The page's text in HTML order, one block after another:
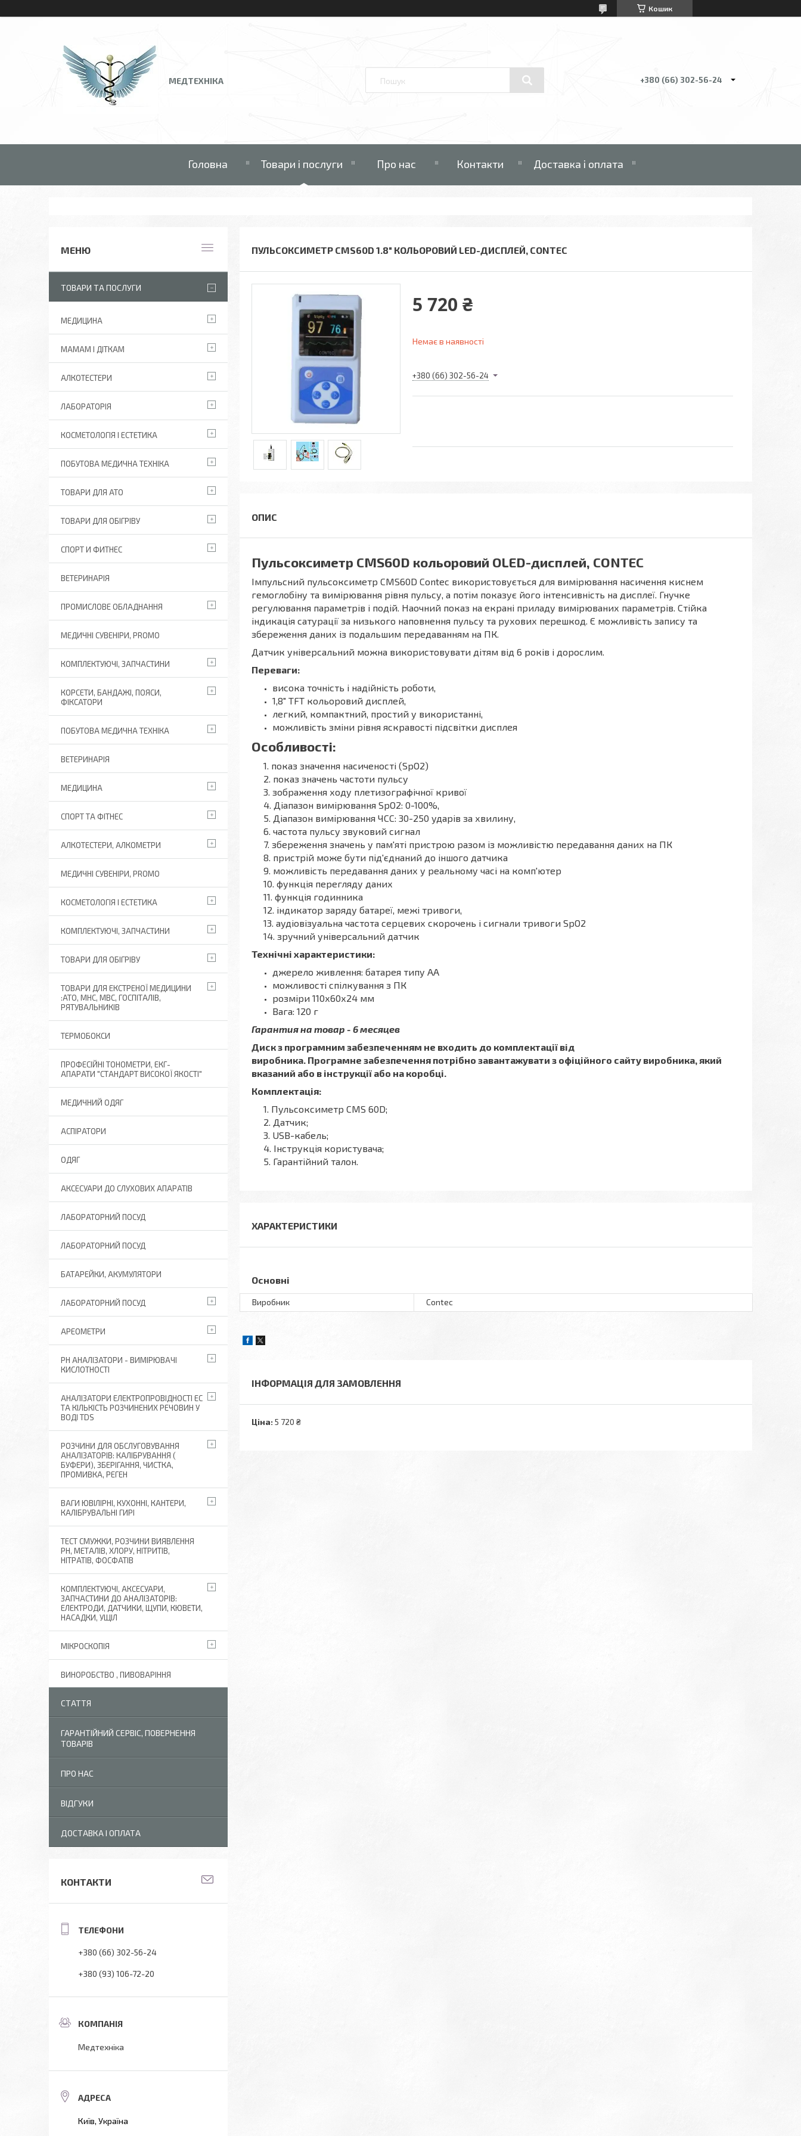
Кошик
МЕДТЕХНІКА +380 (66) 302-56-24
Головна Товари і послуги Про нас Контакти Доставка і оплата
ПУЛЬСОКСИМЕТР CMS60D 1.8" КОЛЬОРОВИЙ LED-ДИСПЛЕЙ, CONTEC
5 720 ₴
Немає в наявності
+380 (66) 302-56-24
Пульсоксиметр CMS60D кольоровий OLED-дисплей, CONTEC
Імпульсний пульсоксиметр CMS60D Contec використовується для вимірювання насичення киснем
гемоглобіну та вимірювання рівня пульсу, а потім показує його інтенсивність на дисплеї. Гнучке
регулювання параметрів і подій. Наочний показ на екрані приладу вимірюваних параметрів. Стійка
індикація сатурації за низького наповнення пульсу та рухових перешкод. Є можливість запису та
збереження даних із подальшим передаванням на ПК.
Датчик універсальний можна використовувати дітям від 6 років і дорослим.
Переваги:
висока точність і надійність роботи,
1,8" TFT кольоровий дисплей,
легкий, компактний, простий у використанні,
можливість зміни рівня яскравості підсвітки дисплея
Особливості:
показ значення насиченості (SpO2)
показ значень частоти пульсу
зображення ходу плетизографічної кривої
Діапазон вимірювання SpO2: 0-100%,
Діапазон вимірювання ЧСС: 30-250 ударів за хвилину,
частота пульсу звуковий сигнал
збереження значень у пам'яті пристрою разом із можливістю передавання даних на ПК
пристрій може бути під'єднаний до іншого датчика
можливість передавання даних у реальному часі на комп'ютер
функція перегляду даних
функція годинника
індикатор заряду батареї, межі тривоги,
аудіовізуальна частота серцевих скорочень і сигнали тривоги SpO2
зручний універсальний датчик
Технічні характеристики:
джерело живлення: батарея типу АА
можливості спілкування з ПК
розміри 110х60х24 мм
Вага: 120 г
Гарантия на товар - 6 месяцев
Диск з програмним забезпеченням не входить до комплектації від
виробника. Програмне забезпечення потрібно завантажувати з офіційного сайту виробника, який
вказаний або в інструкції або на коробці.
Комплектація:
Пульсоксиметр CMS 60D;
Датчик;
USB-кабель;
Інструкція користувача;
Гарантійний талон.
ХАРАКТЕРИСТИКИ
Основні
Виробник Contec
ІНФОРМАЦІЯ ДЛЯ ЗАМОВЛЕННЯ
Ціна: 5 720 ₴
ТОВАРИ ТА ПОСЛУГИ
МЕДИЦИНА
МАМАМ І ДІТКАМ
АЛКОТЕСТЕРИ
ЛАБОРАТОРІЯ
КОСМЕТОЛОГІЯ І ЕСТЕТИКА
ПОБУТОВА МЕДИЧНА ТЕХНІКА
ТОВАРИ ДЛЯ АТО
ТОВАРИ ДЛЯ ОБІГРІВУ
СПОРТ И ФИТНЕС
ВЕТЕРИНАРІЯ
ПРОМИСЛОВЕ ОБЛАДНАННЯ
МЕДИЧНІ СУВЕНІРИ, PROMO
КОМПЛЕКТУЮЧІ, ЗАПЧАСТИНИ
КОРСЕТИ, БАНДАЖІ, ПОЯСИ,
ФІКСАТОРИ
ПОБУТОВА МЕДИЧНА ТЕХНІКА
ВЕТЕРИНАРІЯ
МЕДИЦИНА
СПОРТ ТА ФІТНЕС
АЛКОТЕСТЕРИ, АЛКОМЕТРИ
МЕДИЧНІ СУВЕНІРИ, PROMO
КОСМЕТОЛОГІЯ І ЕСТЕТИКА
КОМПЛЕКТУЮЧІ, ЗАПЧАСТИНИ
ТОВАРИ ДЛЯ ОБІГРІВУ
ТОВАРИ ДЛЯ ЕКСТРЕНОЇ МЕДИЦИНИ
:АТО, МНС, МВС, ГОСПІТАЛІВ,
РЯТУВАЛЬНИКІВ
ТЕРМОБОКСИ
ПРОФЕСІЙНІ ТОНОМЕТРИ, ЕКГ-
АПАРАТИ "СТАНДАРТ ВИСОКОЇ ЯКОСТІ"
МЕДИЧНИЙ ОДЯГ
АСПІРАТОРИ
ОДЯГ
АКСЕСУАРИ ДО СЛУХОВИХ АПАРАТІВ
ЛАБОРАТОРНИЙ ПОСУД
ЛАБОРАТОРНИЙ ПОСУД
БАТАРЕЙКИ, АКУМУЛЯТОРИ
ЛАБОРАТОРНИЙ ПОСУД
АРЕОМЕТРИ
РН АНАЛІЗАТОРИ - ВИМІРЮВАЧІ
КИСЛОТНОСТІ
АНАЛІЗАТОРИ ЕЛЕКТРОПРОВІДНОСТІ EC
ТА КІЛЬКІСТЬ РОЗЧИНЕНИХ РЕЧОВИН У
ВОДІ TDS
РОЗЧИНИ ДЛЯ ОБСЛУГОВУВАННЯ
АНАЛІЗАТОРІВ: КАЛІБРУВАННЯ (
БУФЕРИ), ЗБЕРІГАННЯ, ЧИСТКА,
ПРОМИВКА, РЕГЕН
ВАГИ ЮВІЛІРНІ, КУХОННІ, КАНТЕРИ,
КАЛІБРУВАЛЬНІ ГИРІ
ТЕСТ СМУЖКИ, РОЗЧИНИ ВИЯВЛЕННЯ
РН, МЕТАЛІВ, ХЛОРУ, НІТРИТІВ,
НІТРАТІВ, ФОСФАТІВ
КОМПЛЕКТУЮЧІ, АКСЕСУАРИ,
ЗАПЧАСТИНИ ДО АНАЛІЗАТОРІВ:
ЕЛЕКТРОДИ, ДАТЧИКИ, ЩУПИ, КЮВЕТИ,
НАСАДКИ, УЩІЛ
МІКРОСКОПІЯ
ВИНОРОБСТВО , ПИВОВАРІННЯ
СТАТТЯ
ГАРАНТІЙНИЙ СЕРВІС, ПОВЕРНЕННЯ
ТОВАРІВ
ПРО НАС
ВІДГУКИ
ДОСТАВКА І ОПЛАТА
КОНТАКТИ
+380 (66) 302-56-24
+380 (93) 106-72-20
Медтехніка
Київ, Україна